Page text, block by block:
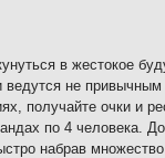
в жестокое
не привычным
получайте очки и
по 4 человека.
набрав